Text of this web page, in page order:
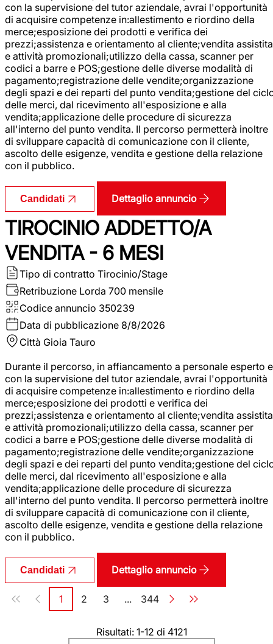
con la supervisione del tutor aziendale, avrai l'opportunità
di acquisire competenze in:allestimento e riordino della
merce;esposizione dei prodotti e verifica dei
prezzi;assistenza e orientamento al cliente;vendita assistita
e attività promozionali;utilizzo della cassa, scanner per
codici a barre e POS;gestione delle diverse modalità di
pagamento;registrazione delle vendite;organizzazione
degli spazi e dei reparti del punto vendita;gestione del
delle merci, dal ricevimento all'esposizione e alla
vendita;applicazione delle procedure di sicurezza
all'interno del punto vendita. Il percorso permetterà inoltre
di sviluppare capacità di comunicazione con il cliente,
ascolto delle esigenze, vendita e gestione della relazione
con il pubblico.
Candidati Dettaglio annuncio
TIROCINIO ADDETTO/A
VENDITA - 6 MESI
Tipo di contratto Tirocinio/Stage
Retribuzione Lorda 700 mensile
Codice annuncio 350239
Data di pubblicazione 8/8/2026
Città Gioia Tauro
Durante il percorso, in affiancamento a personale esperto e
con la supervisione del tutor aziendale, avrai l'opportunità
di acquisire competenze in:allestimento e riordino della
merce;esposizione dei prodotti e verifica dei
prezzi;assistenza e orientamento al cliente;vendita assistita
e attività promozionali;utilizzo della cassa, scanner per
codici a barre e POS;gestione delle diverse modalità di
pagamento;registrazione delle vendite;organizzazione
degli spazi e dei reparti del punto vendita;gestione del
delle merci, dal ricevimento all'esposizione e alla
vendita;applicazione delle procedure di sicurezza
all'interno del punto vendita. Il percorso permetterà inoltre
di sviluppare capacità di comunicazione con il cliente,
ascolto delle esigenze, vendita e gestione della relazione
con il pubblico.
Candidati Dettaglio annuncio
Paginazione
Pagina
1 Pagina
2 Pagina
3 ... Pagina
344
Risultati: 1-12 di 4121